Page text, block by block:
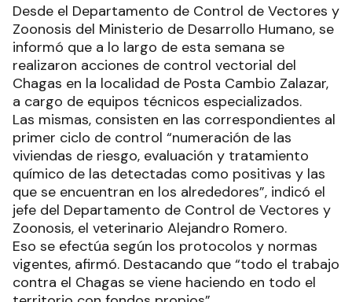
Desde el Departamento de Control de Vectores y
Zoonosis del Ministerio de Desarrollo Humano, se
informó que a lo largo de esta semana se
realizaron acciones de control vectorial del
Chagas en la localidad de Posta Cambio Zalazar,
a cargo de equipos técnicos especializados.
Las mismas, consisten en las correspondientes al
primer ciclo de control “numeración de las
viviendas de riesgo, evaluación y tratamiento
químico de las detectadas como positivas y las
que se encuentran en los alrededores”, indicó el
jefe del Departamento de Control de Vectores y
Zoonosis, el veterinario Alejandro Romero.
Eso se efectúa según los protocolos y normas
vigentes, afirmó. Destacando que “todo el trabajo
contra el Chagas se viene haciendo en todo el